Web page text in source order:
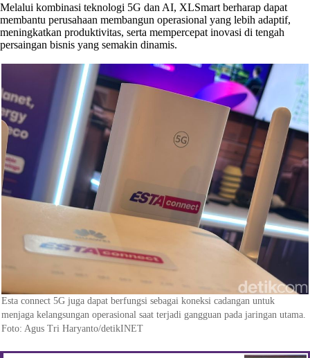
Melalui kombinasi teknologi 5G dan AI, XLSmart berharap dapat
membantu perusahaan membangun operasional yang lebih adaptif,
meningkatkan produktivitas, serta mempercepat inovasi di tengah
persaingan bisnis yang semakin dinamis.
Esta connect 5G juga dapat berfungsi sebagai koneksi cadangan untuk
menjaga kelangsungan operasional saat terjadi gangguan pada jaringan utama.
Foto: Agus Tri Haryanto/detikINET